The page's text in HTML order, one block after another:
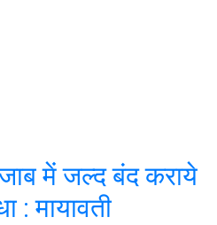
में जल्द बंद कराये
: मायावती